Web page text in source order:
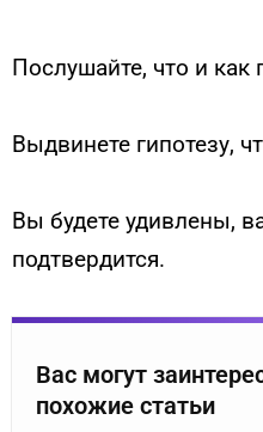
Послушайте, что и как
Выдвинете гипотезу,
Вы будете удивлены,
подтвердится.
Вас могут
похожие статьи